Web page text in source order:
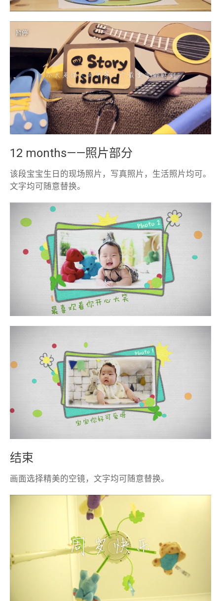
12 months——照片部分
该段宝宝生日的现场照片，写真照片，生活照片均可。
文字均可随意替换。
结束
画面选择精美的空镜，文字均可随意替换。